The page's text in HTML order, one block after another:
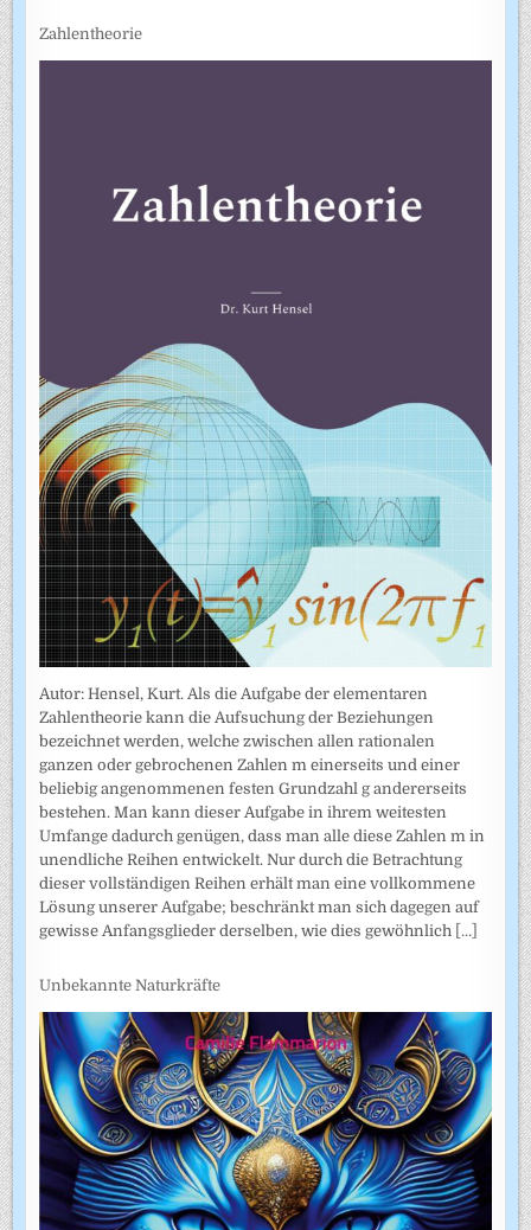
Zahlentheorie
Autor: Hensel, Kurt. Als die Aufgabe der elementaren
Zahlentheorie kann die Aufsuchung der Beziehungen
bezeichnet werden, welche zwischen allen rationalen
ganzen oder gebrochenen Zahlen m einerseits und einer
beliebig angenommenen festen Grundzahl g andererseits
bestehen. Man kann dieser Aufgabe in ihrem weitesten
Umfange dadurch genügen, dass man alle diese Zahlen m in
unendliche Reihen entwickelt. Nur durch die Betrachtung
dieser vollständigen Reihen erhält man eine vollkommene
Lösung unserer Aufgabe; beschränkt man sich dagegen auf
gewisse Anfangsglieder derselben, wie dies gewöhnlich [...]
Unbekannte Naturkräfte